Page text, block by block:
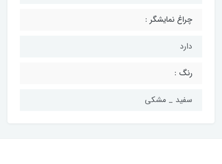
چراغ نمایشگر :
دارد
رنگ :
سفید _ مشکی